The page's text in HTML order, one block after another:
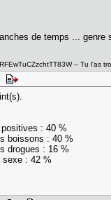
de temps ...
-- Tu l'as
: 40 %
boissons : 40 %
drogues : 16 %
sexe : 42 %